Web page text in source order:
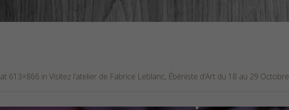
at 613×866 in Visitez l’atelier de Fabrice Leblanc, Ébéniste d’Art du 18 au 29 Octobre